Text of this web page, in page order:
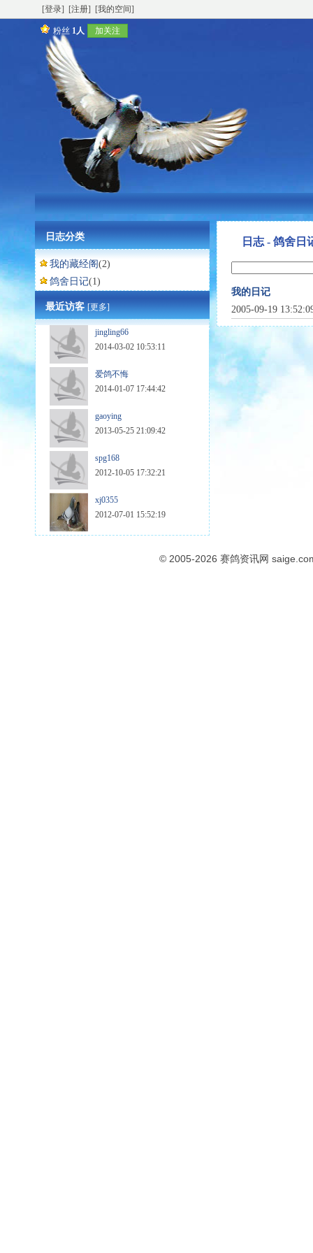
[登录] [注册] [我的空间]
粉丝 1人 加关注
日志分类
我的藏经阁(2)
鸽舍日记(1)
最近访客[更多]
jingling66
2014-03-02 10:53:11
爱鸽不悔
2014-01-07 17:44:42
gaoying
2013-05-25 21:09:42
spg168
2012-10-05 17:32:21
xj0355
2012-07-01 15:52:19
日志 - 鸽舍日
我的日记
2005-09-19
© 2005-2026 赛鸽资讯网